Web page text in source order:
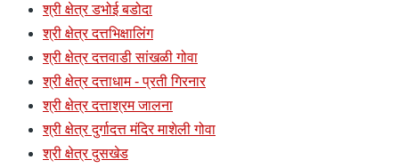
श्री क्षेत्र डभोई बडोदा
श्री क्षेत्र दत्तभिक्षालिंग
श्री क्षेत्र दत्तवाडी सांखळी गोवा
श्री क्षेत्र दत्ताधाम - प्रती गिरनार
श्री क्षेत्र दत्ताश्रम जालना
श्री क्षेत्र दुर्गादत्त मंदिर माशेली गोवा
श्री क्षेत्र दुसखेड